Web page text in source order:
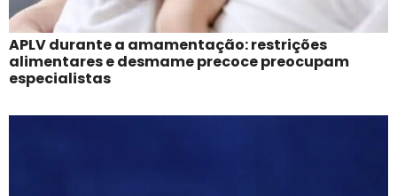
APLV durante a amamentação: restrições
alimentares e desmame precoce preocupam
especialistas